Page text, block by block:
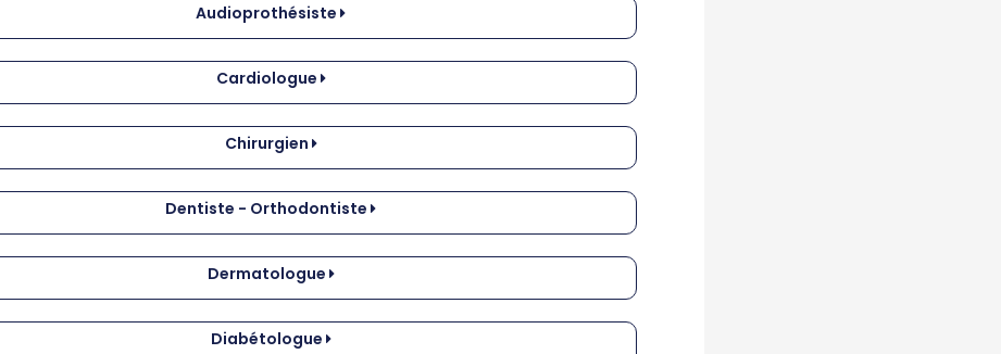
Audioprothésiste
Cardiologue
Chirurgien
Dentiste - Orthodontiste
Dermatologue
Diabétologue